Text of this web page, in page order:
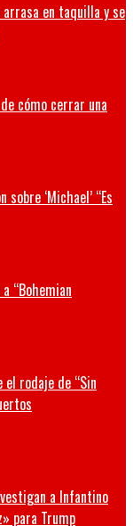
en taquilla y se
cómo cerrar una
‘Michael’ “Es
“Bohemian
rodaje de “Sin
a Infantino
para Trump